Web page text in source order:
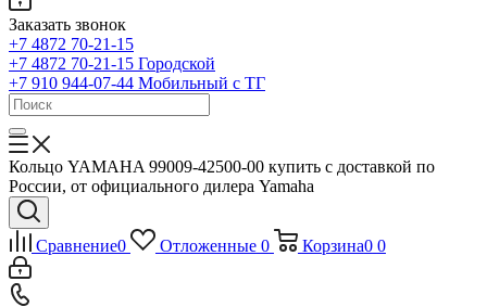
Заказать звонок
+7 4872 70-21-15
+7 4872 70-21-15 Городской
+7 910 944-07-44 Мобильный с ТГ
Кольцо YAMAHA 99009-42500-00 купить с доставкой по
России, от официального дилера Yamaha
Сравнение0 Отложенные 0 Корзина0 0